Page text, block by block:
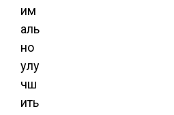
им
аль
но
улу
чш
ить